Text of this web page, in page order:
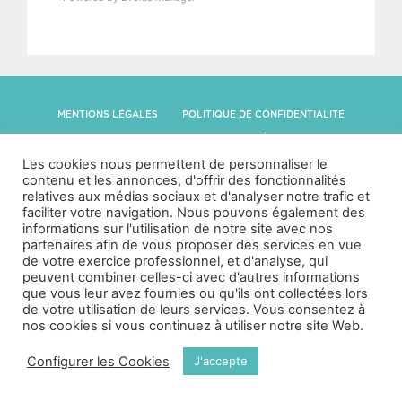
MENTIONS LÉGALES POLITIQUE DE CONFIDENTIALITÉ
ACCÉDER AU SITE GRAND PUBLIC
© 2026 Association des sports au barreau
Les cookies nous permettent de personnaliser le
contenu et les annonces, d'offrir des fonctionnalités
relatives aux médias sociaux et d'analyser notre trafic et
faciliter votre navigation. Nous pouvons également des
informations sur l'utilisation de notre site avec nos
partenaires afin de vous proposer des services en vue
de votre exercice professionnel, et d'analyse, qui
peuvent combiner celles-ci avec d'autres informations
que vous leur avez fournies ou qu'ils ont collectées lors
de votre utilisation de leurs services. Vous consentez à
nos cookies si vous continuez à utiliser notre site Web.
Configurer les Cookies J'accepte